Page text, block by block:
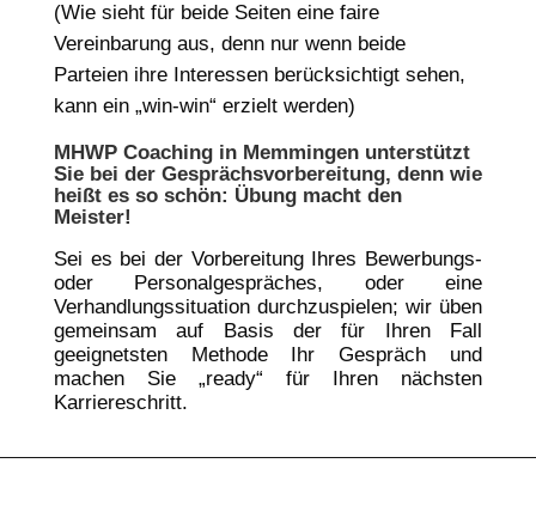
(Wie sieht für beide Seiten eine faire
Vereinbarung aus, denn nur wenn beide
Parteien ihre Interessen berücksichtigt sehen,
kann ein „win-win“ erzielt werden)
MHWP Coaching in Memmingen unterstützt
Sie bei der Gesprächsvorbereitung, denn wie
heißt es so schön: Übung macht den
Meister!
Sei es bei der Vorbereitung Ihres Bewerbungs-
oder Personalgespräches, oder eine
Verhandlungssituation durchzuspielen; wir üben
gemeinsam auf Basis der für Ihren Fall
geeignetsten Methode Ihr Gespräch und
machen Sie „ready“ für Ihren nächsten
Karriereschritt.